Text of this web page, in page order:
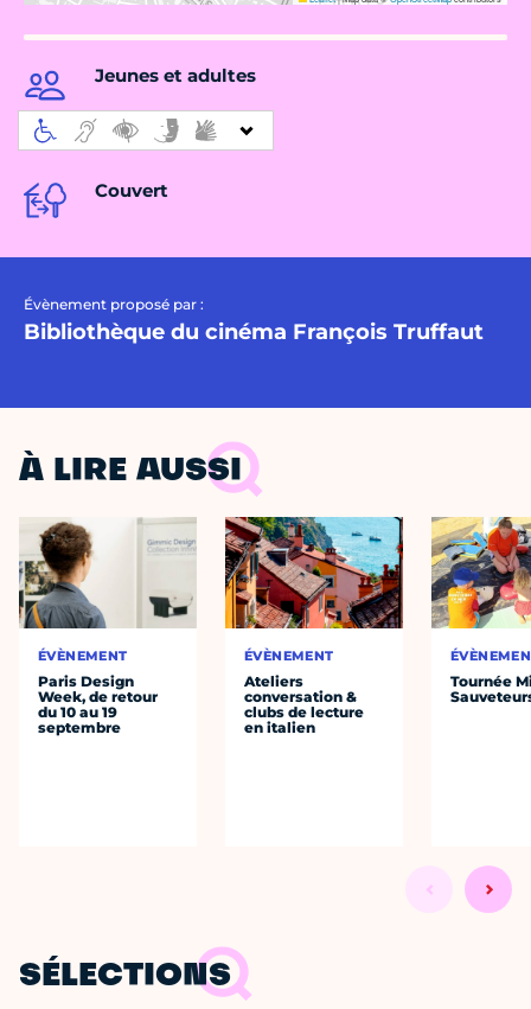
Jeunes et adultes
Couvert
Évènement proposé par :
Bibliothèque du cinéma François Truffaut
À LIRE AUSSI
ÉVÈNEMENT
Paris Design
Week, de retour
du 10 au 19
septembre
ÉVÈNEMENT
Ateliers
conversation &
clubs de lecture
en italien
Tournée
SÉLECTIONS